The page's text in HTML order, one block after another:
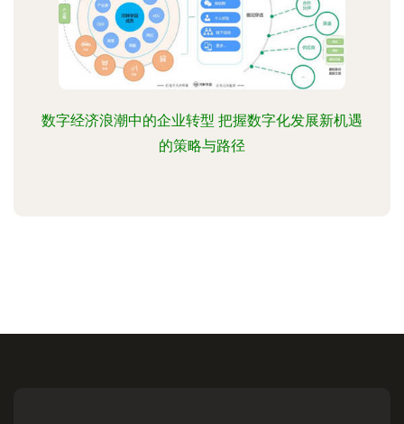
数字经济浪潮中的企业转型 把握数字化发展新机遇
的策略与路径